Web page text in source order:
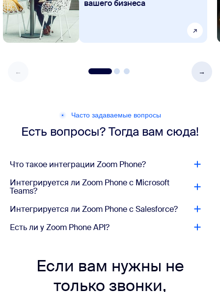
вашего бизнеса
Часто задаваемые вопросы
Есть вопросы? Тогда вам сюда!
Что такое интеграции Zoom Phone?
Интегрируется ли Zoom Phone с Microsoft
Teams?
Интегрируется ли Zoom Phone с Salesforce?
Есть ли у Zoom Phone API?
Если вам нужны не
только звонки,